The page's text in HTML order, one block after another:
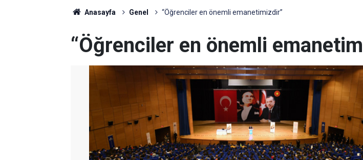
Anasayfa Genel “Öğrenciler en önemli emanetimizdir”
“Öğrenciler en önemli